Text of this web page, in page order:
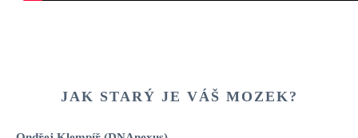
JAK STARÝ JE VÁŠ MOZEK?